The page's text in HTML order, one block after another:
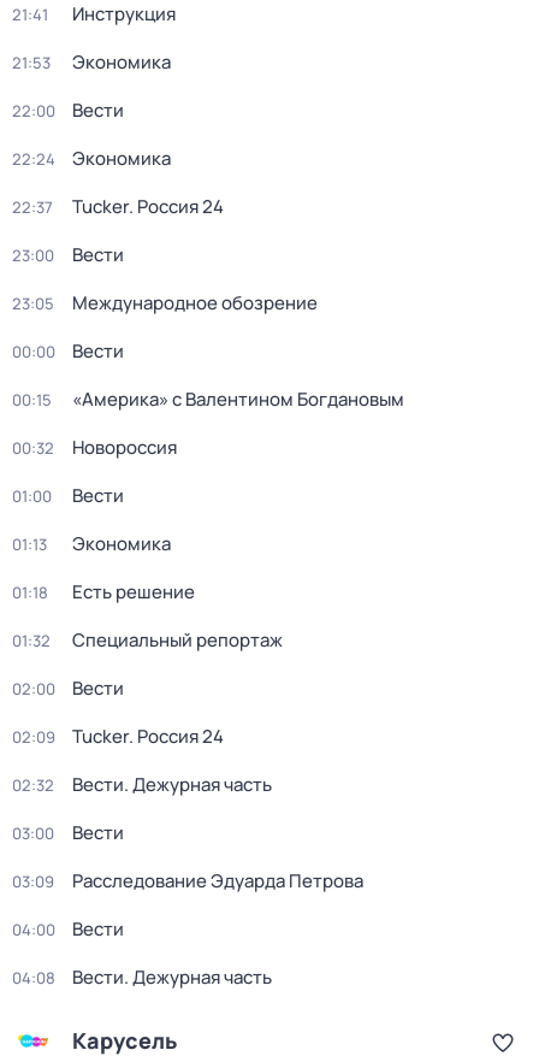
21:41 Инструкция
21:53 Экономика
22:00 Вести
22:24 Экономика
22:37 Tucker. Россия 24
23:00 Вести
23:05 Международное обозрение
00:00 Вести
00:15 «Америка» с Валентином Богдановым
00:32 Новороссия
01:00 Вести
01:13 Экономика
01:18 Есть решение
01:32 Специальный репортаж
02:00 Вести
02:09 Tucker. Россия 24
02:32 Вести. Дежурная часть
03:00 Вести
03:09 Расследование Эдуарда Петрова
04:00 Вести
04:08 Вести. Дежурная часть
Карусель